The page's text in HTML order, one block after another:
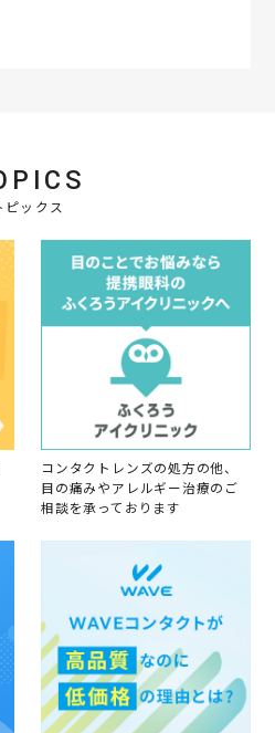
ピックス
コンタクトレンズの処方の他、
目の痛みやアレルギー治療のご
相談を承っております